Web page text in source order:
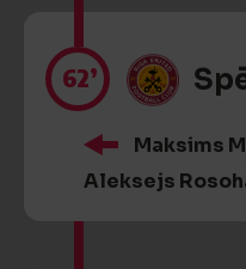
62’
Maksims
Aleksejs